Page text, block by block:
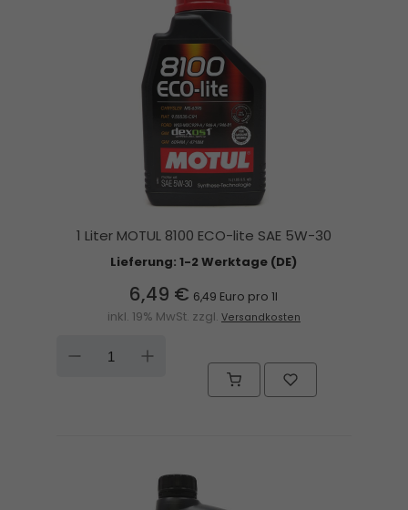
1 Liter MOTUL 8100 ECO-lite SAE 5W-30
Lieferung: 1-2 Werktage (DE)
6,49 € 6,49 Euro pro 1l
inkl. 19% MwSt. zzgl. Versandkosten
DOWN